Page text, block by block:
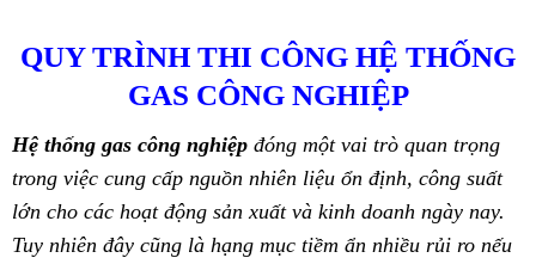
QUY TRÌNH THI CÔNG HỆ THỐNG
GAS CÔNG NGHIỆP
Hệ thống gas công nghiệpđóng một vai trò quan trọng
trong việc cung cấp nguồn nhiên liệu ổn định, công suất
lớn cho các hoạt động sản xuất và kinh doanh ngày nay.
Tuy nhiên đây cũng là hạng mục tiềm ẩn nhiều rủi ro nếu